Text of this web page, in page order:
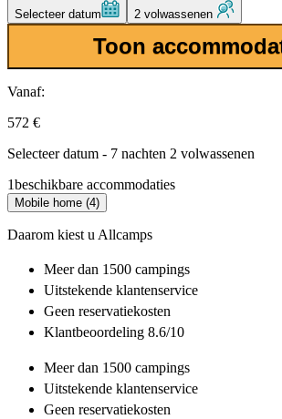
Selecteer datum 2 volwassenen
Toon
Vanaf:
572 €
Selecteer datum - 7 nachten 2 volwassenen
1beschikbare accommodaties
Mobile home (4)
Daarom kiest u Allcamps
Meer dan 1500 campings
Uitstekende klantenservice
Geen reservatiekosten
Klantbeoordeling 8.6/10
Meer dan 1500 campings
Uitstekende klantenservice
Geen reservatiekosten